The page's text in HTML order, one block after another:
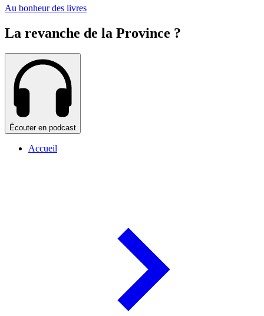
Au bonheur des livres
La revanche de la Province ?
Écouter en podcast
Accueil